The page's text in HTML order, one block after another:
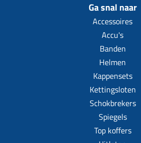
Ga snal naar
Accessoires
Accu's
Banden
Helmen
Kappensets
Kettingsloten
Schokbrekers
Spiegels
Top koffers